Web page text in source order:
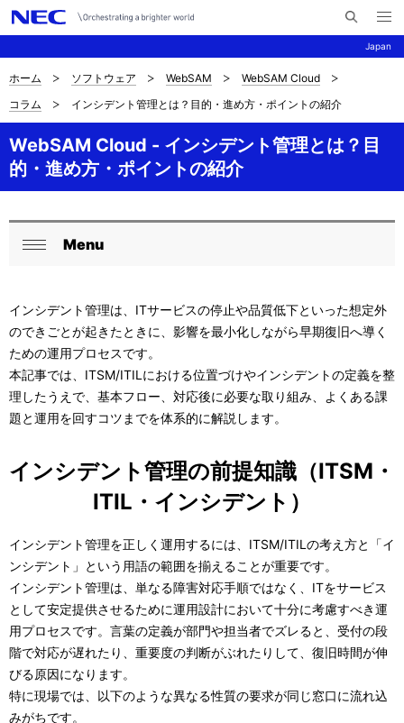
Japan
イ
メ
ニ
ュ
ナ
ビ
ゲ
ー
ョ
サ
イ
ト
内
の
現
位
置
ホーム ソフトウェア WebSAM
WebSAM Cloud
コラム
インシデント管理とは？目的・進め方・ポイントの紹介
WebSAM Cloud - インシデント管理とは？目
的・進め方・ポイントの紹介
ロ
カ
ル
ナ
ビ
ー
ョ
ン
る
Menu
インシデント管理は、ITサービスの停止や品質低下といった想定外
のできごとが起きたときに、影響を最小化しながら早期復旧へ導く
ための運用プロセスです。
本記事では、ITSM/ITILにおける位置づけやインシデントの定義を整
理したうえで、基本フロー、対応後に必要な取り組み、よくある課
題と運用を回すコツまでを体系的に解説します。
インシデント管理の前提知識（ITSM・
ITIL・インシデント）
インシデント管理を正しく運用するには、ITSM/ITILの考え方と「イ
ンシデント」という用語の範囲を揃えることが重要です。
インシデント管理は、単なる障害対応手順ではなく、ITをサービス
として安定提供させるために運用設計において十分に考慮すべき運
用プロセスです。言葉の定義が部門や担当者でズレると、受付の段
階で対応が遅れたり、重要度の判断がぶれたりして、復旧時間が伸
びる原因になります。
特に現場では、以下のような異なる性質の要求が同じ窓口に流れ込
みがちです。